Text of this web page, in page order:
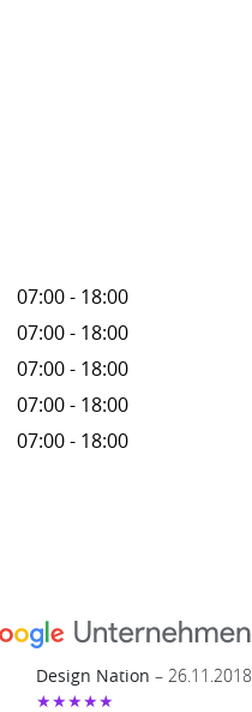
07:00 - 18:00
07:00 - 18:00
07:00 - 18:00
07:00 - 18:00
07:00 - 18:00
Design Nation – 26.11.2018
★★★★★